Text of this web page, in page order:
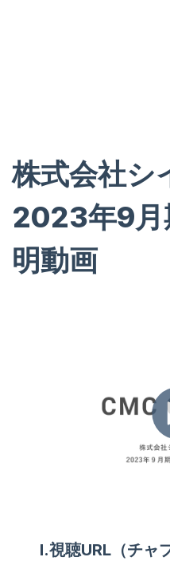
株式会社シ
2023年9月
明動画
Ⅰ.視聴URL（チャ